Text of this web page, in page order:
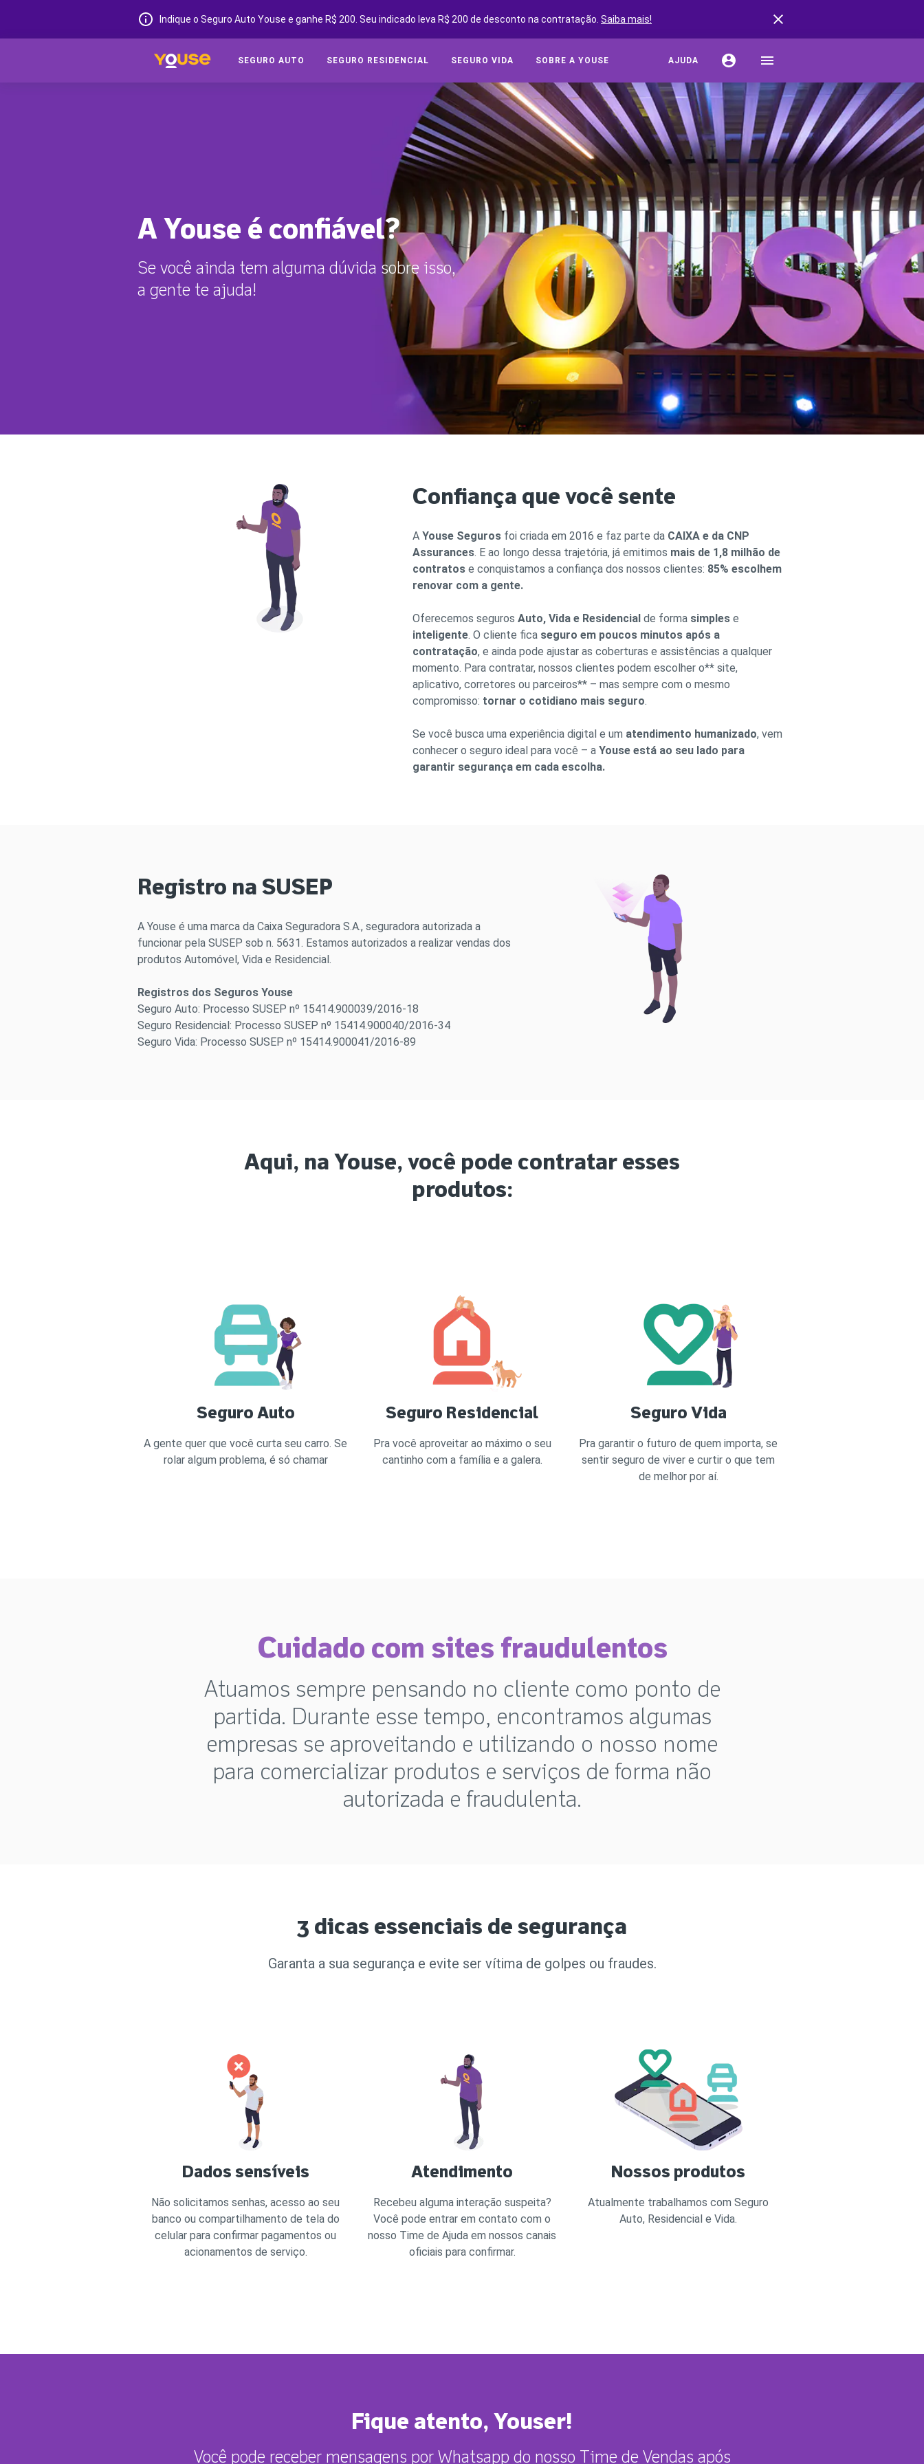
Indique o Seguro Auto Youse e ganhe R$ 200. Seu indicado leva R$ 200 de desconto na contratação. Saiba mais!
SEGURO AUTO SEGURO RESIDENCIAL SEGURO VIDA SOBRE A YOUSE AJUDA
SEGUROS ONLINE
SOBRE A YOUSE
YOUSE FRIENDS
CLUBE DE BENEFÍCIOS
CONVIDE AMIGOS E GANHE
YOUSE NEGÓCIOS
CLUBE DE OFICINAS
BLOG
YOUSE TECH
DÚVIDAS FREQUENTES
ATENDIMENTO
CONDIÇÕES GERAIS
OUVIDORIA
SEGURO AUTO
Cotação de Seguro Auto
Coberturas do Seguro Auto
Assistências do Seguro Auto
Tipos de Seguro Auto
Seguro por Marcas de Carro
SEGURO RESIDENCIAL
Cotar Seguro Residencial
Coberturas e Assistências
Residencial
Seguro Residencial para Aluguel
SEGURO VIDA
Cotar Seguro Vida
A Youse é confiável?
Se você ainda tem alguma dúvida sobre isso,
a gente te ajuda!
Confiança que você sente
A Youse Seguros foi criada em 2016 e faz parte da CAIXA e da CNP
Assurances. E ao longo dessa trajetória, já emitimos mais de 1,8 milhão de
contratos e conquistamos a confiança dos nossos clientes: 85% escolhem
renovar com a gente.
Oferecemos seguros Auto, Vida e Residencial de forma simples e
inteligente. O cliente fica seguro em poucos minutos após a
contratação, e ainda pode ajustar as coberturas e assistências a qualquer
momento. Para contratar, nossos clientes podem escolher o** site,
aplicativo, corretores ou parceiros** – mas sempre com o mesmo
compromisso: tornar o cotidiano mais seguro.
Se você busca uma experiência digital e um atendimento humanizado, vem
conhecer o seguro ideal para você – a Youse está ao seu lado para
garantir segurança em cada escolha.
Registro na SUSEP
A Youse é uma marca da Caixa Seguradora S.A., seguradora autorizada a
funcionar pela SUSEP sob n. 5631. Estamos autorizados a realizar vendas dos
produtos Automóvel, Vida e Residencial.
Registros dos Seguros Youse
Seguro Auto: Processo SUSEP nº 15414.900039/2016-18
Seguro Residencial: Processo SUSEP nº 15414.900040/2016-34
Seguro Vida: Processo SUSEP nº 15414.900041/2016-89
Aqui, na Youse, você pode contratar esses
produtos:
Seguro Auto
A gente quer que você curta seu carro. Se
rolar algum problema, é só chamar
Seguro Residencial
Pra você aproveitar ao máximo o seu
cantinho com a família e a galera.
Seguro Vida
Pra garantir o futuro de quem importa, se
sentir seguro de viver e curtir o que tem
de melhor por aí.
Cuidado com sites fraudulentos
Atuamos sempre pensando no cliente como ponto de
partida. Durante esse tempo, encontramos algumas
empresas se aproveitando e utilizando o nosso nome
para comercializar produtos e serviços de forma não
autorizada e fraudulenta.
3 dicas essenciais de segurança
Garanta a sua segurança e evite ser vítima de golpes ou fraudes.
Dados sensíveis
Não solicitamos senhas, acesso ao seu
banco ou compartilhamento de tela do
celular para confirmar pagamentos ou
acionamentos de serviço.
Atendimento
Recebeu alguma interação suspeita?
Você pode entrar em contato com o
nosso Time de Ajuda em nossos canais
oficiais para confirmar.
Nossos produtos
Atualmente trabalhamos com Seguro
Auto, Residencial e Vida.
Fique atento, Youser!
Você pode receber mensagens por Whatsapp do nosso Time de Vendas após